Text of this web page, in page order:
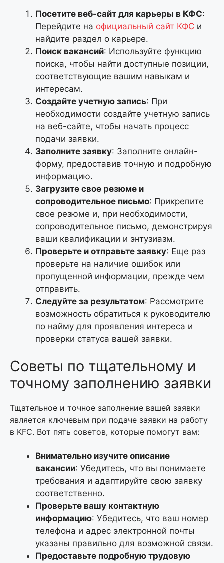
Посетите веб-сайт для карьеры в КФС:
Перейдите на официальный сайт КФС и
найдите раздел о карьере.
Поиск вакансий: Используйте функцию
поиска, чтобы найти доступные позиции,
соответствующие вашим навыкам и
интересам.
Создайте учетную запись: При
необходимости создайте учетную запись
на веб-сайте, чтобы начать процесс
подачи заявки.
Заполните заявку: Заполните онлайн-
форму, предоставив точную и подробную
информацию.
Загрузите свое резюме и
сопроводительное письмо: Прикрепите
свое резюме и, при необходимости,
сопроводительное письмо, демонстрируя
ваши квалификации и энтузиазм.
Проверьте и отправьте заявку: Еще раз
проверьте на наличие ошибок или
пропущенной информации, прежде чем
отправить.
Следуйте за результатом: Рассмотрите
возможность обратиться к руководителю
по найму для проявления интереса и
проверки статуса вашей заявки.
Советы по тщательному и
точному заполнению заявки
Тщательное и точное заполнение вашей заявки
является ключевым при подаче заявки на работу
в KFC. Вот пять советов, которые помогут вам:
Внимательно изучите описание
вакансии: Убедитесь, что вы понимаете
требования и адаптируйте свою заявку
соответственно.
Проверьте вашу контактную
информацию: Убедитесь, что ваш номер
телефона и адрес электронной почты
указаны правильно для возможной связи.
Предоставьте подробную трудовую